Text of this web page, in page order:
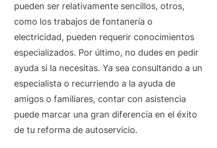
pueden ser relativamente sencillos, otros,
como los trabajos de fontanería o
electricidad, pueden requerir conocimientos
especializados. Por último, no dudes en pedir
ayuda si la necesitas. Ya sea consultando a un
especialista o recurriendo a la ayuda de
amigos o familiares, contar con asistencia
puede marcar una gran diferencia en el éxito
de tu reforma de autoservicio.